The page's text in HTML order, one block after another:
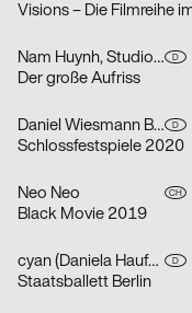
Nam Huynh, Studio Mark Bohle D
Der große Aufriss
Daniel Wiesmann Büro für Gestaltung D
Schlossfestspiele 2020
Neo Neo CH
Black Movie 2019
cyan (Daniela Haufe + Detlef Fiedler) D
Staatsballett Berlin